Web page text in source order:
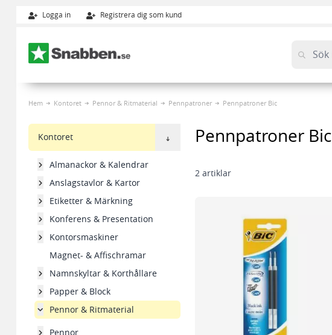
Logga in Registrera dig som kund
Hem Kontoret Pennor & Ritmaterial Pennpatroner Pennpatroner Bic
Kontoret
Almanackor & Kalendrar
Anslagstavlor & Kartor
Etiketter & Märkning
Konferens & Presentation
Kontorsmaskiner
Magnet- & Affischramar
Namnskyltar & Korthållare
Papper & Block
Pennor & Ritmaterial
Pennor
Pennpatroner Bic
2 artiklar